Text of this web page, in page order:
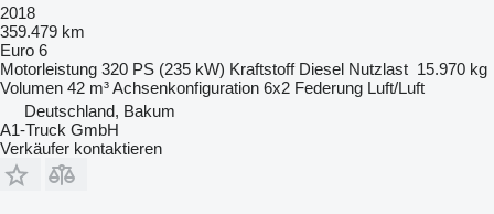
2018
359.479 km
Euro 6
Motorleistung 320 PS (235 kW) Kraftstoff Diesel Nutzlast 15.970 kg
Volumen 42 m³Achsenkonfiguration 6x2 Federung Luft/Luft
Deutschland, Bakum
A1-Truck GmbH
Verkäufer kontaktieren